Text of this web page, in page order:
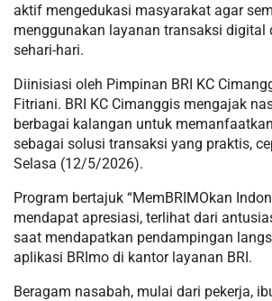
aktif mengedukasi masyarakat agar
menggunakan layanan transaksi digital
sehari-hari.
Diinisiasi oleh Pimpinan BRI KC
Fitriani. BRI KC Cimanggis mengajak
berbagai kalangan untuk
sebagai solusi transaksi yang praktis,
Selasa (12/5/2026).
Program bertajuk “MemBRIMOkan
mendapat apresiasi, terlihat dari
saat mendapatkan pendampingan
aplikasi BRImo di kantor layanan BRI.
Beragam nasabah, mulai dari pekerja,